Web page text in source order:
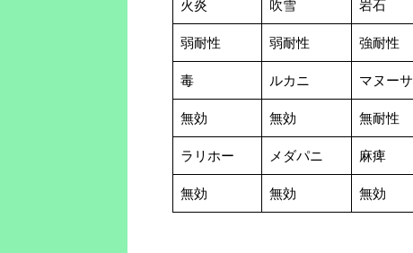
火炎 吹雪 岩石
弱耐性 弱耐性 強耐性
毒 ルカニ マヌーサ
無効 無効 無耐性
ラリホー メダパニ 麻痺
無効 無効 無効